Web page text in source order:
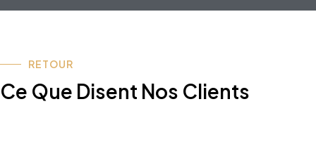
RETOUR
Ce Que Disent Nos Clients